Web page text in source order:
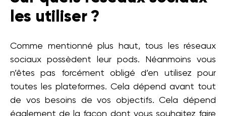
les utiliser ?
Comme mentionné plus haut, tous les réseaux
sociaux possèdent leur pods. Néanmoins vous
n’êtes pas forcément obligé d’en utilisez pour
toutes les plateformes. Cela dépend avant tout
de vos besoins de vos objectifs. Cela dépend
également de la façon dont vous souhaitez faire